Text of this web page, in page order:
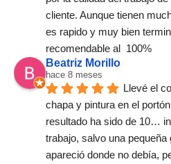
cliente. Aunque tienen
es rapido y muy bien
recomendable al  100%
Beatriz Morillo
hace 8 meses
Llevé el
chapa y pintura en el
resultado ha sido de 10…
trabajo, salvo una pequeña
apareció donde no debía,